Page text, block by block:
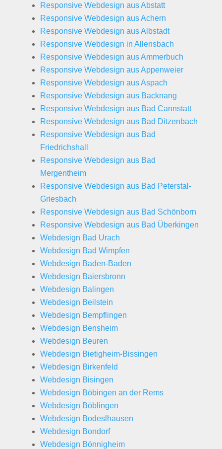
Responsive Webdesign aus Abstatt
Responsive Webdesign aus Achern
Responsive Webdesign aus Albstadt
Responsive Webdesign in Allensbach
Responsive Webdesign aus Ammerbuch
Responsive Webdesign aus Appenweier
Responsive Webdesign aus Aspach
Responsive Webdesign aus Backnang
Responsive Webdesign aus Bad Cannstatt
Responsive Webdesign aus Bad Ditzenbach
Responsive Webdesign aus Bad
Friedrichshall
Responsive Webdesign aus Bad
Mergentheim
Responsive Webdesign aus Bad Peterstal-
Griesbach
Responsive Webdesign aus Bad Schönborn
Responsive Webdesign aus Bad Überkingen
Webdesign Bad Urach
Webdesign Bad Wimpfen
Webdesign Baden-Baden
Webdesign Baiersbronn
Webdesign Balingen
Webdesign Beilstein
Webdesign Bempflingen
Webdesign Bensheim
Webdesign Beuren
Webdesign Bietigheim-Bissingen
Webdesign Birkenfeld
Webdesign Bisingen
Webdesign Böbingen an der Rems
Webdesign Böblingen
Webdesign Bodeslhausen
Webdesign Bondorf
Webdesign Bönnigheim